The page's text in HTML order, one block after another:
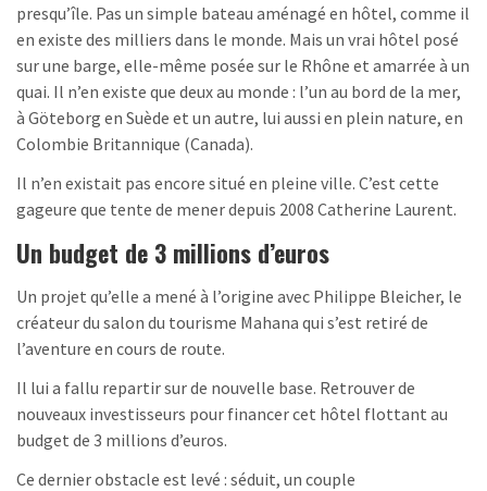
presqu’île. Pas un simple bateau aménagé en hôtel, comme il
en existe des milliers dans le monde. Mais un vrai hôtel posé
sur une barge, elle-même posée sur le Rhône et amarrée à un
quai. Il n’en existe que deux au monde : l’un au bord de la mer,
à Göteborg en Suède et un autre, lui aussi en plein nature, en
Colombie Britannique (Canada).
Il n’en existait pas encore situé en pleine ville. C’est cette
gageure que tente de mener depuis 2008 Catherine Laurent.
Un budget de 3 millions d’euros
Un projet qu’elle a mené à l’origine avec Philippe Bleicher, le
créateur du salon du tourisme Mahana qui s’est retiré de
l’aventure en cours de route.
Il lui a fallu repartir sur de nouvelle base. Retrouver de
nouveaux investisseurs pour financer cet hôtel flottant au
budget de 3 millions d’euros.
Ce dernier obstacle est levé : séduit, un couple